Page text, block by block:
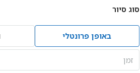
סוג סיור
באופן פרונטלי
זמן